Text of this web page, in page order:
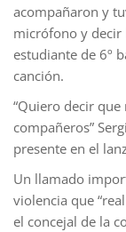
acompañaron y
micrófono y decir
estudiante de 6º
canción.
“Quiero decir
compañeros”
presente en el
Un llamado
violencia que
el concejal de la